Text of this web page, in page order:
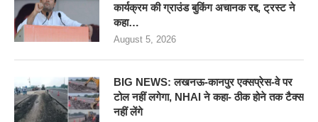
कार्यक्रम की ग्राउंड बुकिंग अचानक रद्द, ट्रस्ट ने
कहा…
August 5, 2026
BIG NEWS: लखनऊ-कानपुर एक्सप्रेस-वे पर
टोल नहीं लगेगा, NHAI ने कहा- ठीक होने तक टैक्स
नहीं लेंगे